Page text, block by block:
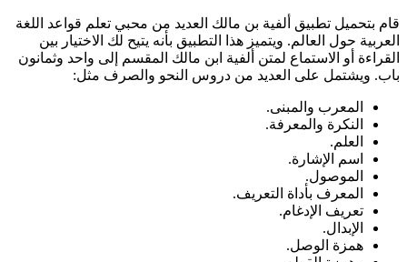
قام بتحميل تطبيق ألفية بن مالك العديد من محبي تعلم قواعد اللغة
العربية حول العالم. ويتميز هذا التطبيق بأنه يتيح لك الاختيار بين
القراءة أو الاستماع لمتن ألفية ابن مالك المقسم إلى واحد وثمانون
باب. ويشتمل على العديد من دروس النحو والصرف مثل:
المعرب والمبنى.
النكرة والمعرفة.
العلم.
اسم الإشارة.
الموصول.
المعرف بأداة التعريف.
تعريف الإدغام.
الإبدال.
همزة الوصل.